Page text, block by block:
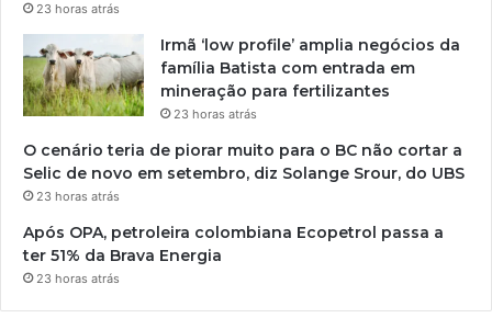
23 horas atrás
Irmã ‘low profile’ amplia negócios da
família Batista com entrada em
mineração para fertilizantes
23 horas atrás
O cenário teria de piorar muito para o BC não cortar a
Selic de novo em setembro, diz Solange Srour, do UBS
23 horas atrás
Após OPA, petroleira colombiana Ecopetrol passa a
ter 51% da Brava Energia
23 horas atrás